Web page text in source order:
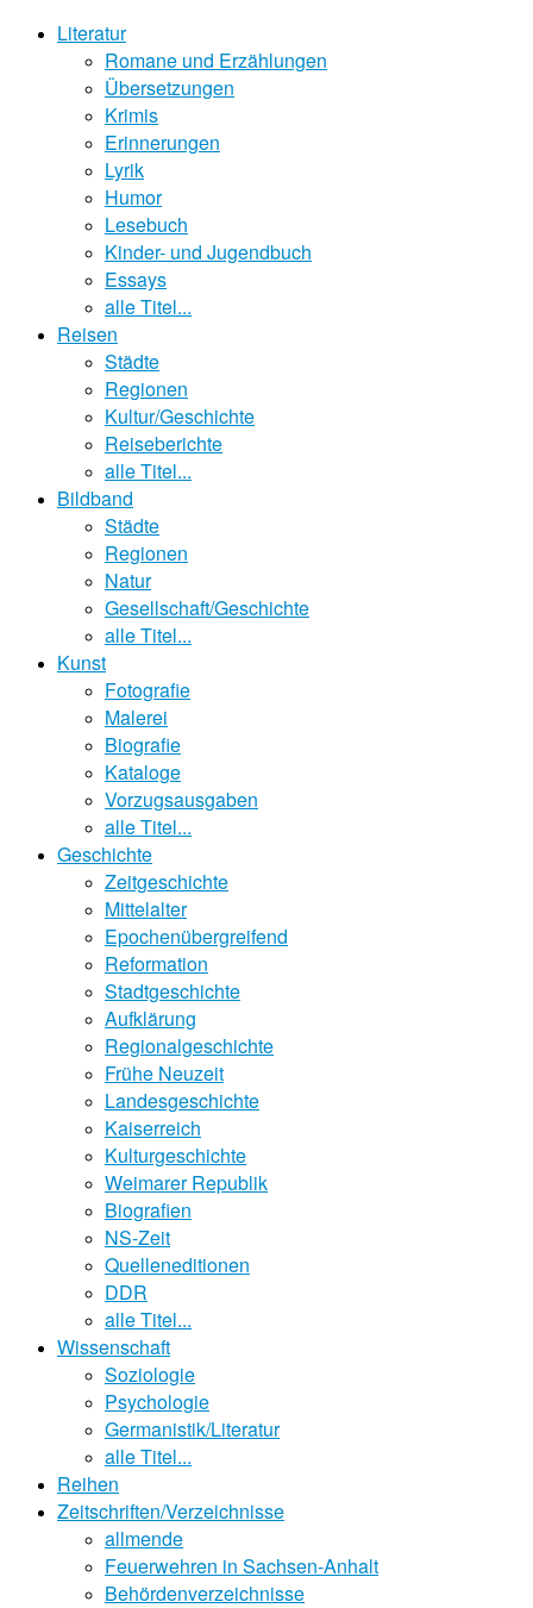
Literatur
Romane und Erzählungen
Übersetzungen
Krimis
Erinnerungen
Lyrik
Humor
Lesebuch
Kinder- und Jugendbuch
Essays
alle Titel...
Reisen
Städte
Regionen
Kultur/Geschichte
Reiseberichte
alle Titel...
Bildband
Städte
Regionen
Natur
Gesellschaft/Geschichte
alle Titel...
Kunst
Fotografie
Malerei
Biografie
Kataloge
Vorzugsausgaben
alle Titel...
Geschichte
Zeitgeschichte
Mittelalter
Epochenübergreifend
Reformation
Stadtgeschichte
Aufklärung
Regionalgeschichte
Frühe Neuzeit
Landesgeschichte
Kaiserreich
Kulturgeschichte
Weimarer Republik
Biografien
NS-Zeit
Quelleneditionen
DDR
alle Titel...
Wissenschaft
Soziologie
Psychologie
Germanistik/Literatur
alle Titel...
Reihen
Zeitschriften/Verzeichnisse
allmende
Feuerwehren in Sachsen-Anhalt
Behördenverzeichnisse